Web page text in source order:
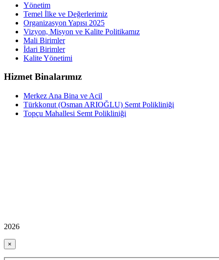
Yönetim
Temel İlke ve Değerlerimiz
Organizasyon Yapısı 2025
Vizyon, Misyon ve Kalite Politikamız
Mali Birimler
İdari Birimler
Kalite Yönetimi
Hizmet Binalarımız
Merkez Ana Bina ve Acil
Türkkonut (Osman ARIOĞLU) Semt Polikliniği
Topçu Mahallesi Semt Polikliniği
2026
×